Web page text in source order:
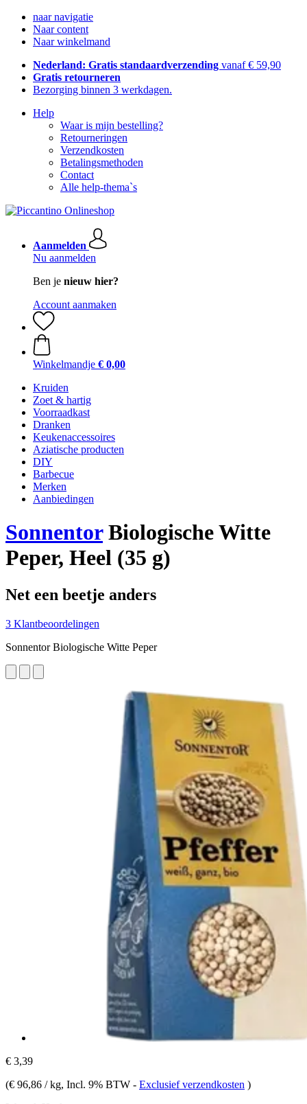
naar navigatie
Naar content
Naar winkelmand
Nederland: Gratis standaardverzending vanaf € 59,90
Gratis retourneren
Bezorging binnen 3 werkdagen.
Help
Waar is mijn bestelling?
Retourneringen
Verzendkosten
Betalingsmethoden
Contact
Alle help-thema`s
Aanmelden
Nu aanmelden
Ben je nieuw hier?
Account aanmaken
Winkelmandje € 0,00
Kruiden
Zoet & hartig
Voorraadkast
Dranken
Keukenaccessoires
Aziatische producten
DIY
Barbecue
Merken
Aanbiedingen
SonnentorBiologische Witte
Peper, Heel (35 g)
Net een beetje anders
3 Klantbeoordelingen
Sonnentor Biologische Witte Peper
€ 3,39
(€ 96,86 / kg, Incl. 9% BTW - Exclusief verzendkosten )